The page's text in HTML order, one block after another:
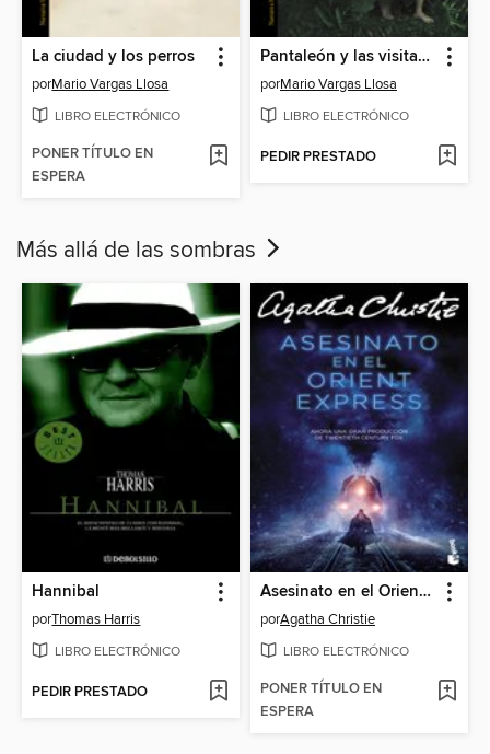
La ciudad y los perros
porMario Vargas Llosa
LIBRO ELECTRÓNICO
PONER TÍTULO EN
ESPERA
Pantaleón y las visitadoras
porMario Vargas Llosa
LIBRO ELECTRÓNICO
PEDIR PRESTADO
Más allá de las sombras
Hannibal
porThomas Harris
LIBRO ELECTRÓNICO
PEDIR PRESTADO
Asesinato en el Orient Express
porAgatha Christie
LIBRO ELECTRÓNICO
PONER TÍTULO EN
ESPERA